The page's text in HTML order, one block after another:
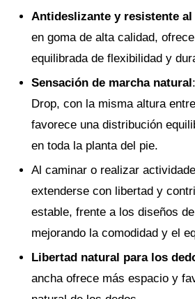
Antideslizante y resistente al
en goma de alta calidad,
equilibrada de flexibilidad y
Sensación de marcha natural
Drop, con la misma altura
favorece una distribución
en toda la planta del pie.
Al caminar o realizar
extenderse con libertad y
estable, frente a los diseños
mejorando la comodidad y el
Libertad natural para los
ancha ofrece más espacio y